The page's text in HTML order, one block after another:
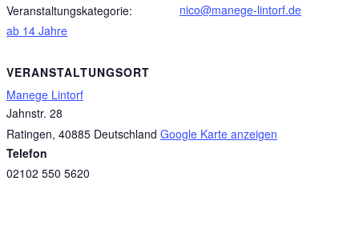
Veranstaltungskategorie:
ab 14 Jahre
VERANSTALTUNGSORT
Manege Lintorf
Jahnstr. 28
Ratingen, 40885 Deutschland Google Karte anzeigen
Telefon
02102 550 5620
nico@manege-lintorf.de